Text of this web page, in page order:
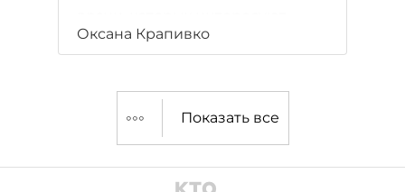
расстройства, проявляющиеся в
организме после переключения
Оксана Крапивко
Показать все